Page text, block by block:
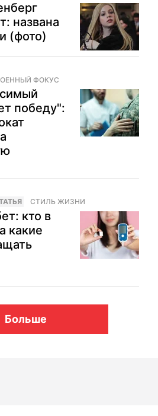
названа
(фото)
ФОКУС
победу":
СТИЛЬ ЖИЗНИ
кто в
какие
Больше